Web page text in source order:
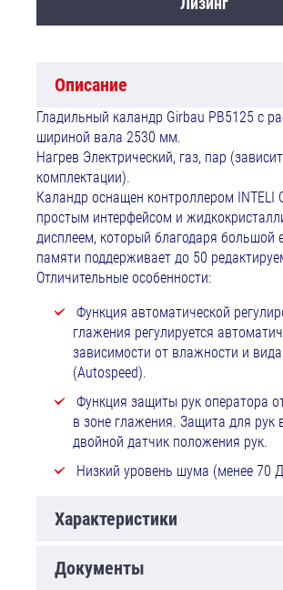
Описание
Гладильный каландр Girbau PB5125 с
шириной вала 2530 мм.
Нагрев Электрический, газ, пар
комплектации).
Каландр оснащен контроллером INTELI
простым интерфейсом и
дисплеем, который благодаря большой
памяти поддерживает до 50
Отличительные особенности:
Функция автоматической
глажения регулируется
зависимости от влажности и
(Autospeed).
Функция защиты рук оператора
в зоне глажения. Защита для рук
двойной датчик положения рук.
Низкий уровень шума (менее 70
Характеристики
Документы